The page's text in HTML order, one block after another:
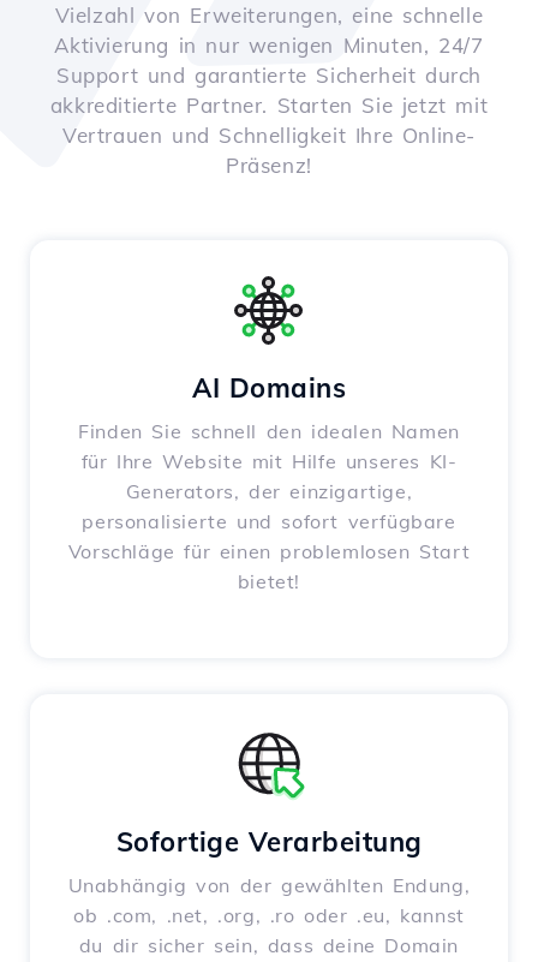
Vielzahl von Erweiterungen, eine schnelle
Aktivierung in nur wenigen Minuten, 24/7
Support und garantierte Sicherheit durch
akkreditierte Partner. Starten Sie jetzt mit
Vertrauen und Schnelligkeit Ihre Online-
Präsenz!
AI Domains
Finden Sie schnell den idealen Namen
für Ihre Website mit Hilfe unseres KI-
Generators, der einzigartige,
personalisierte und sofort verfügbare
Vorschläge für einen problemlosen Start
bietet!
Sofortige Verarbeitung
Unabhängig von der gewählten Endung,
ob .com, .net, .org, .ro oder .eu, kannst
du dir sicher sein, dass deine Domain